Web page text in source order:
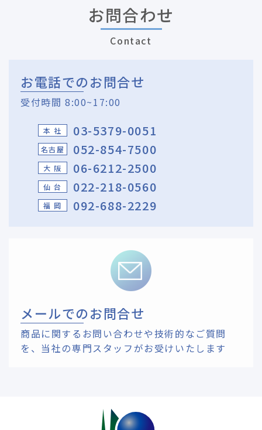
お問合わせ
Contact
お電話でのお問合せ
受付時間 8:00~17:00
本 社 03-5379-0051
名古屋 052-854-7500
大 阪 06-6212-2500
仙 台 022-218-0560
福 岡 092-688-2229
メールでのお問合せ
商品に関するお問い合わせや技術的なご質問
を、 当社の専門スタッフがお受けいたします